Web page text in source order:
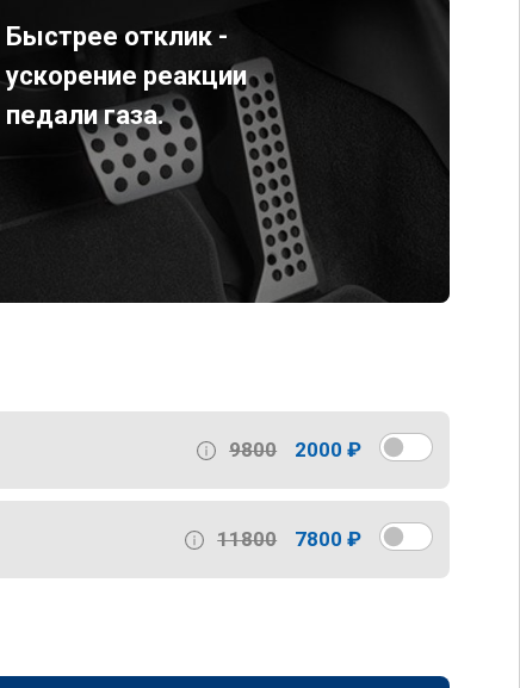
Быстрее отклик -
ускорение реакции
педали газа.
9800 2000 ₽
11800 7800 ₽